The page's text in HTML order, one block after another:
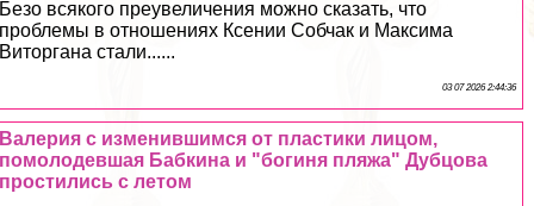
Безо всякого преувеличения можно сказать, что
проблемы в отношениях Ксении Собчак и Максима
Виторгана стали......
03 07 2026 2:44:36
Валерия с изменившимся от пластики лицом,
помолодевшая Бабкина и "богиня пляжа" Дубцова
простились с летом